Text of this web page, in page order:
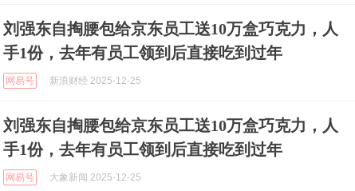
刘强东自掏腰包给京东员工送10万盒巧克力，人
手1份，去年有员工领到后直接吃到过年
网易号 新浪财经 2025-12-25
刘强东自掏腰包给京东员工送10万盒巧克力，人
手1份，去年有员工领到后直接吃到过年
网易号 大象新闻 2025-12-25